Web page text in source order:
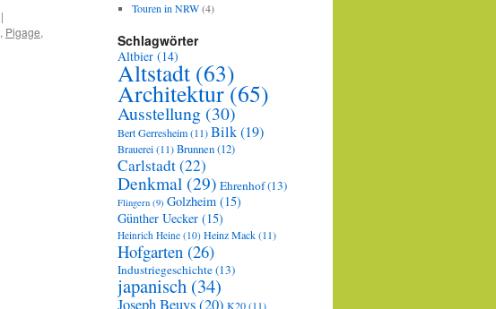
|
, Pigage,
Touren in NRW(4)
Schlagwörter
Altbier (14)
Altstadt (63)
Architektur(65)
Ausstellung (30)
Bert Gerresheim(11)Bilk(19)
Brauerei(11)Brunnen(12)
Carlstadt(22)
Denkmal (29) Ehrenhof(13)
Flingern (9) Golzheim (15)
Günther Uecker (15)
Heinrich Heine (10) Heinz Mack(11)
Hofgarten (26)
Industriegeschichte(13)
japanisch (34)
Joseph Beuys(20) K20(11)